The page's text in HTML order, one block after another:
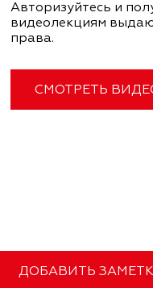
Авторизуйтесь и
видеолекциям
права.
СМОТРЕТЬ
ДОБАВИТЬ